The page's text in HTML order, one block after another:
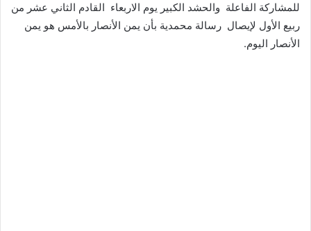
للمشاركة الفاعلة والحشد الكبير يوم الاربعاء القادم الثاني عشر من
ربيع الأول لإيصال رسالة محمدية بأن يمن الأنصار بالأمس هو يمن
الأنصار اليوم.